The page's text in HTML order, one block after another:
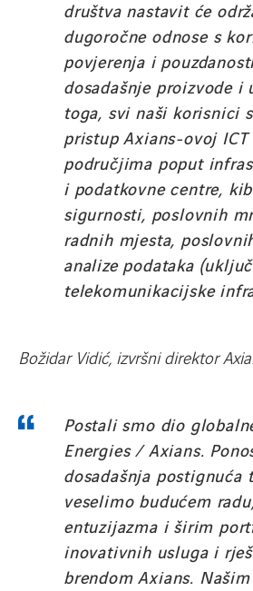
društva nastavit će
dugoročne odnose s
povjerenja i
dosadašnje proizvode i
toga, svi naši korisnici
pristup Axians-ovoj
područjima poput
i podatkovne centre,
sigurnosti, poslovnih
radnih mjesta,
analize podataka
telekomunikacijske
Božidar Vidić, izvršni direktor
Postali smo dio
Energies / Axians.
dosadašnja postignuća
veselimo budućem
entuzijazma i širim
inovativnih usluga i
brendom Axians.